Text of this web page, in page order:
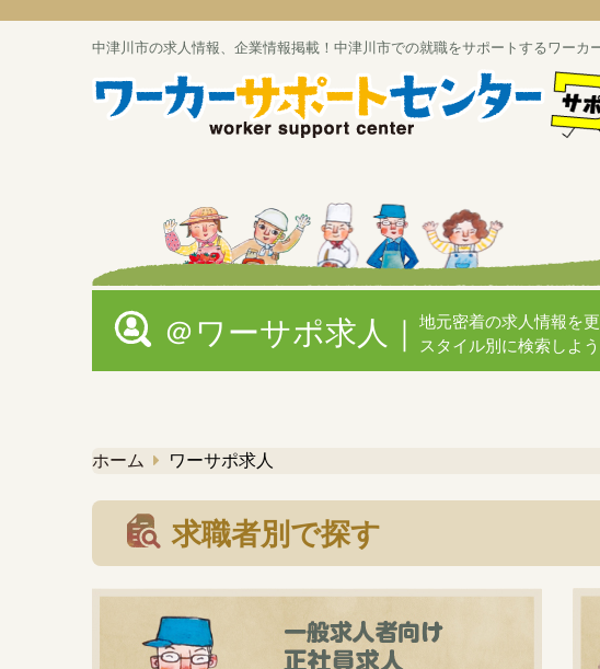
中津川市の求人情報、企業情報掲載！中津川市での就職をサポートするワーカ
＠ワーサポ求人｜
地元密着の求人情報を更
スタイル別に検索しよう
ホーム ワーサポ求人
求職者別で探す